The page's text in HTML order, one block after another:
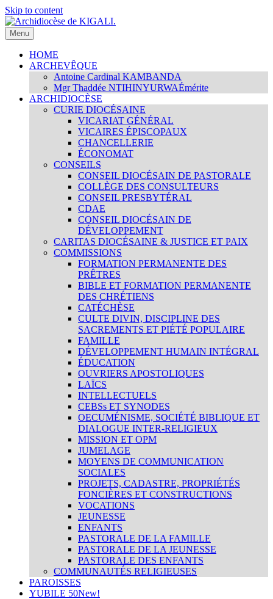
Skip to content
Archidiocèse de KIGALI.
Site internet officiel de l'Archidiocèse Catholique de KIGALI /
RWANDA. Official website of Archdiocese of KIGALI /
RWANDA.
Menu
HOME
ARCHEVÊQUE
Antoine Cardinal KAMBANDA
Mgr Thaddée NTIHINYURWAÉmérite
ARCHIDIOCÈSE
CURIE DIOCÉSAINE
VICARIAT GÉNÉRAL
VICAIRES ÉPISCOPAUX
CHANCELLERIE
ÉCONOMAT
CONSEILS
CONSEIL DIOCÉSAIN DE PASTORALE
COLLÈGE DES CONSULTEURS
CONSEIL PRESBYTÉRAL
CDAE
CONSEIL DIOCÉSAIN DE
DÉVELOPPEMENT
CARITAS DIOCÉSAINE & JUSTICE ET PAIX
COMMISSIONS
FORMATION PERMANENTE DES
PRÊTRES
BIBLE ET FORMATION PERMANENTE
DES CHRÉTIENS
CATÉCHÈSE
CULTE DIVIN, DISCIPLINE DES
SACREMENTS ET PIÉTÉ POPULAIRE
FAMILLE
DÉVELOPPEMENT HUMAIN INTÉGRAL
ÉDUCATION
OUVRIERS APOSTOLIQUES
LAÏCS
INTELLECTUELS
CEBSs ET SYNODES
OECUMÉNISME, SOCIÉTÉ BIBLIQUE ET
DIALOGUE INTER-RELIGIEUX
MISSION ET OPM
JUMELAGE
MOYENS DE COMMUNICATION
SOCIALES
PROJETS, CADASTRE, PROPRIÉTÉS
FONCIÈRES ET CONSTRUCTIONS
VOCATIONS
JEUNESSE
ENFANTS
PASTORALE DE LA FAMILLE
PASTORALE DE LA JEUNESSE
PASTORALE DES ENFANTS
COMMUNAUTÉS RELIGIEUSES
PAROISSES
YUBILE 50New!